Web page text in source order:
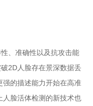
、准确性以及抗攻击能
2D人脸存在景深数据丢
强的描述能力开始在高准
脸活体检测的新技术也